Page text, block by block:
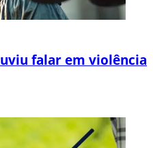
falar em violência